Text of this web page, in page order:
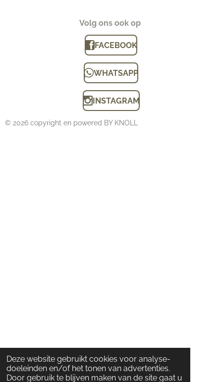
Deze website gebruikt cookies voor analyse-
doeleinden en/of het tonen van advertenties.
Door gebruik te blijven maken van de site gaat u
Volg ons ook op
FACEBOOK
WHATSAPP
INSTAGRAM
© 2026 copyright en powered BY KNOLL